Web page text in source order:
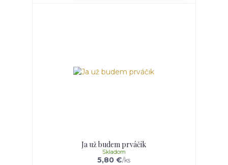
Ja už budem prváčik
5,80 €/ks
Skladom